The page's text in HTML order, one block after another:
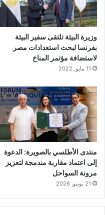
وزيرة البيئة تلتقى سفير البيئة
بفرنسا لبحث استعدادات مصر
لاستضافة مؤتمر المناخ
11 مايو, 2022
منتدى الأطلسي بالصويرة: الدعوة
إلى اعتماد مقاربة مندمجة لتعزيز
مرونة السواحل
21 يونيو, 2026